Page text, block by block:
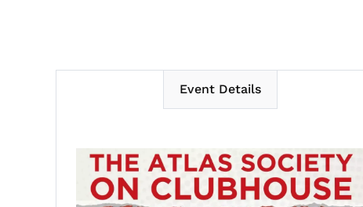
Event Details